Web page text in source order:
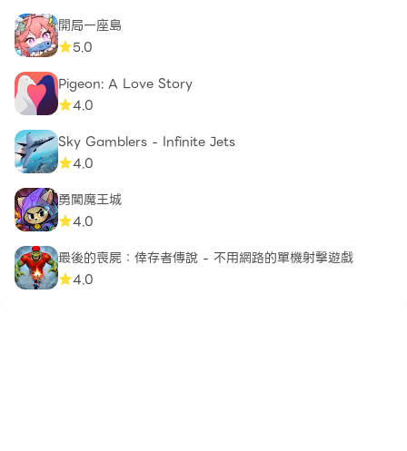
開局一座島
5.0
Pigeon: A Love Story
4.0
Sky Gamblers - Infinite Jets
4.0
勇闖魔王城
4.0
最後的喪屍：倖存者傳說 - 不用網路的單機射擊遊戲
4.0